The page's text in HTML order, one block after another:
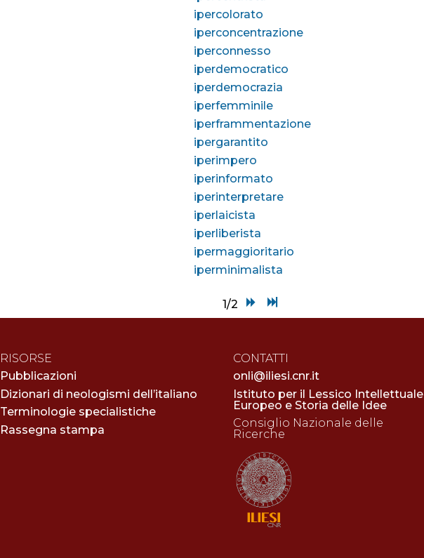
ipercolorato
iperconcentrazione
iperconnesso
iperdemocratico
iperdemocrazia
iperfemminile
iperframmentazione
ipergarantito
iperimpero
iperinformato
iperinterpretare
iperlaicista
iperliberista
ipermaggioritario
iperminimalista
1/2
RISORSE
Pubblicazioni
Dizionari di neologismi dell’italiano
Terminologie specialistiche
Rassegna stampa
CONTATTI
onli@iliesi.cnr.it
Istituto per il Lessico Intellettuale
Europeo e Storia delle Idee
Consiglio Nazionale delle
Ricerche